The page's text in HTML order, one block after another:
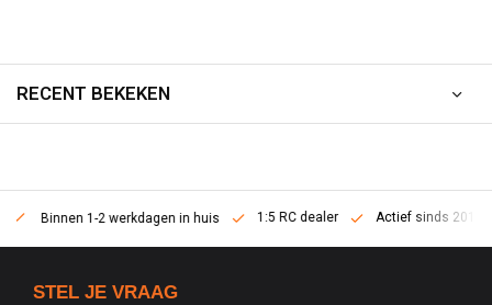
RECENT BEKEKEN
Binnen 1-2 werkdagen in huis 1:5 RC dealer Actief sinds 2013
STEL JE VRAAG